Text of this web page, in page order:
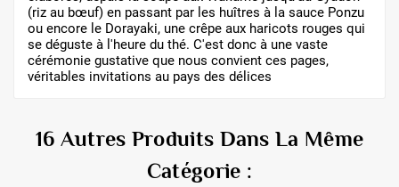
(riz au bœuf) en passant par les huîtres à la sauce Ponzu
ou encore le Dorayaki, une crêpe aux haricots rouges qui
se déguste à l'heure du thé. C'est donc à une vaste
cérémonie gustative que nous convient ces pages,
véritables invitations au pays des délices
16 Autres Produits Dans La Même
Catégorie :